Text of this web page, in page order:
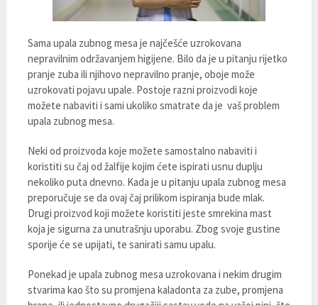
Sama upala zubnog mesa je najčešće uzrokovana
nepravilnim održavanjem higijene. Bilo da je u pitanju rijetko
pranje zuba ili njihovo nepravilno pranje, oboje može
uzrokovati pojavu upale. Postoje razni proizvodi koje
možete nabaviti i sami ukoliko smatrate da je vaš problem
upala zubnog mesa.
Neki od proizvoda koje možete samostalno nabaviti i
koristiti su čaj od žalfije kojim ćete ispirati usnu duplju
nekoliko puta dnevno. Kada je u pitanju upala zubnog mesa
preporučuje se da ovaj čaj prilikom ispiranja bude mlak.
Drugi proizvod koji možete koristiti jeste smrekina mast
koja je sigurna za unutrašnju uporabu. Zbog svoje gustine
sporije će se upijati, te sanirati samu upalu.
Ponekad je upala zubnog mesa uzrokovana i nekim drugim
stvarima kao što su promjena kaladonta za zube, promjena